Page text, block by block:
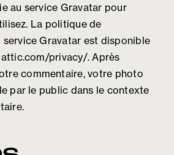
au service Gravatar pour
La politique de
Gravatar est disponible
privacy/. Après
commentaire, votre photo
par le public dans le contexte